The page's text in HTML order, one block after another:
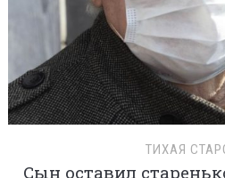
ТИХАЯ
Сын оставил